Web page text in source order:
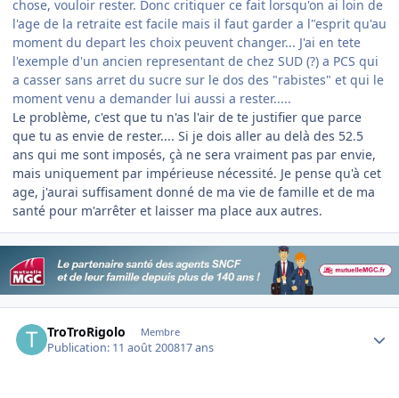
chose, vouloir rester. Donc critiquer ce fait lorsqu'on ai loin de
l'age de la retraite est facile mais il faut garder a l"esprit qu'au
moment du depart les choix peuvent changer... J'ai en tete
l'exemple d'un ancien representant de chez SUD (?) a PCS qui
a casser sans arret du sucre sur le dos des "rabistes" et qui le
moment venu a demander lui aussi a rester.....
Le problème, c'est que tu n'as l'air de te justifier que parce
que tu as envie de rester.... Si je dois aller au delà des 52.5
ans qui me sont imposés, çà ne sera vraiment pas par envie,
mais uniquement par impérieuse nécessité. Je pense qu'à cet
age, j'aurai suffisament donné de ma vie de famille et de ma
santé pour m'arrêter et laisser ma place aux autres.
TroTroRigolo Membre
Publication: 11 août 200817 ans